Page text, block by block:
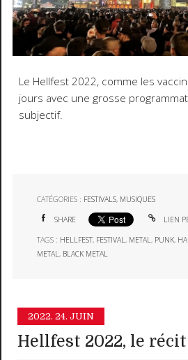
Le Hellfest 2022, comme les
jours avec une grosse
subjectif.
CATÉGORIES : FESTIVALS, MUSIQUES
SHARE LIEN
TAGS : HELLFEST, FESTIVAL , METAL , PUNK,
METAL , BLACK METAL
2022. 24. JUIN
Hellfest 2022, le